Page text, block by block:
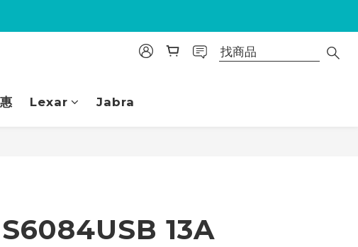
Lexar Jabra
13A